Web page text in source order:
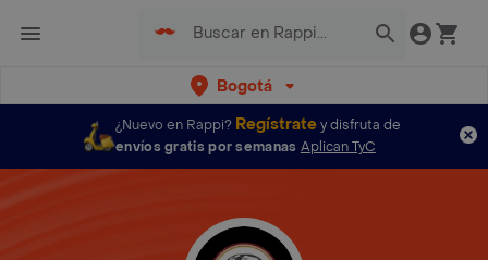
Bogotá
¿Nuevo en Rappi? Regístratey disfruta de
envíos gratis por semanas Aplican TyC